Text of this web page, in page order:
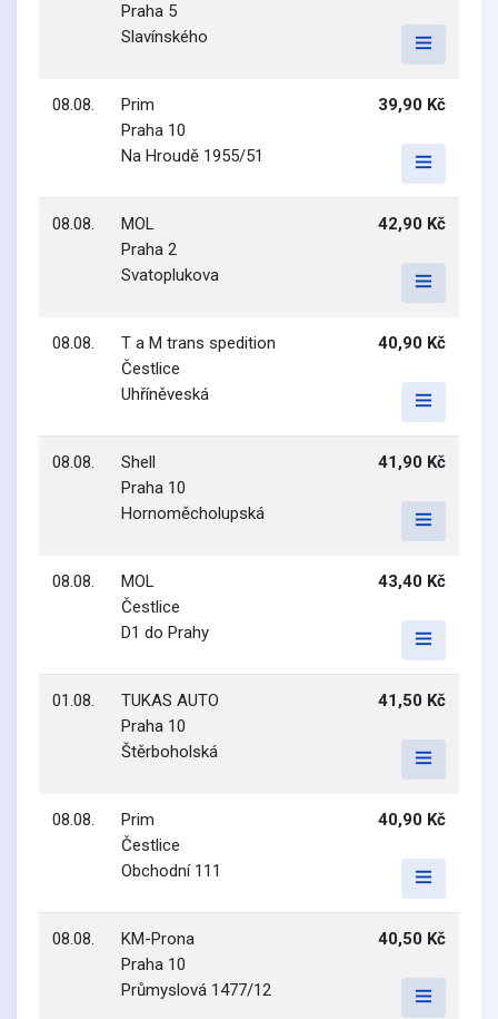
Praha 5
Slavínského
08.08.
Prim
Praha 10
Na Hroudě 1955/51
39,90 Kč
08.08.
MOL
Praha 2
Svatoplukova
42,90 Kč
08.08.
T a M trans spedition
Čestlice
Uhříněveská
40,90 Kč
08.08.
Shell
Praha 10
Hornoměcholupská
41,90 Kč
08.08.
MOL
Čestlice
D1 do Prahy
43,40 Kč
01.08.
TUKAS AUTO
Praha 10
Štěrboholská
41,50 Kč
08.08.
Prim
Čestlice
Obchodní 111
40,90 Kč
08.08.
KM-Prona
Praha 10
Průmyslová 1477/12
40,50 Kč